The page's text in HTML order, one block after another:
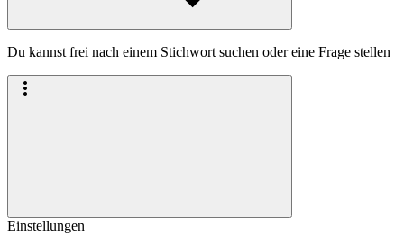
Du kannst frei nach einem Stichwort suchen oder eine Frage stellen
Einstellungen